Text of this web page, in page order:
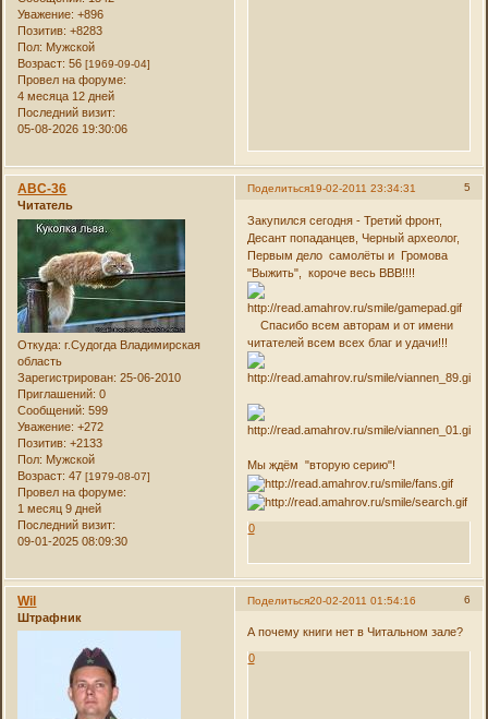
Уважение: +896
Позитив: +8283
Пол: Мужской
Возраст: 56[1969-09-04]
Провел на форуме:
4 месяца 12 дней
Последний визит:
05-08-2026 19:30:06
Поделиться 5
19-02-2011 23:34:31
АВС-36
Читатель
Откуда: г.Судогда Владимирская
область
Зарегистрирован: 25-06-2010
Приглашений: 0
Сообщений: 599
Уважение: +272
Позитив: +2133
Пол: Мужской
Возраст: 47[1979-08-07]
Провел на форуме:
1 месяц 9 дней
Последний визит:
09-01-2025 08:09:30
Закупился сегодня - Третий фронт,
Десант попаданцев, Черный археолог,
Первым дело самолёты и Громова
"Выжить", короче весь ВВВ!!!!
Спасибо всем авторам и от имени
читателей всем всех благ и удачи!!!
Мы ждём "вторую серию"!
0
Поделиться 6
20-02-2011 01:54:16
Wil
Штрафник
А почему книги нет в Читальном зале?
0